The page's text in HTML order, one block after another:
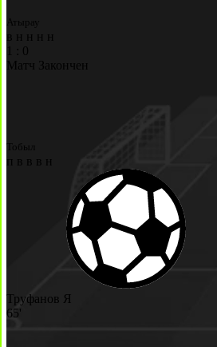
Атырау
в н н н
н
1
0
Матч Закончен
Тобыл
п в в в н
Труфанов Я
65'